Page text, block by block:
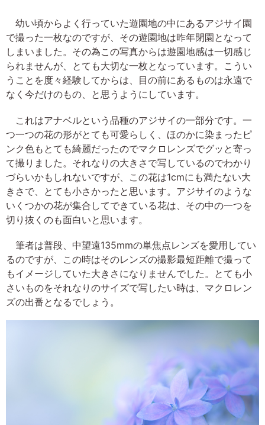
幼い頃からよく行っていた遊園地の中にあるアジサイ園
で撮った一枚なのですが、その遊園地は昨年閉園となって
しまいました。その為この写真からは遊園地感は一切感じ
られませんが、とても大切な一枚となっています。こうい
うことを度々経験してからは、目の前にあるものは永遠で
なく今だけのもの、と思うようにしています。
これはアナベルという品種のアジサイの一部分です。一
つ一つの花の形がとても可愛らしく、ほのかに染まったピ
ンク色もとても綺麗だったのでマクロレンズでグッと寄っ
て撮りました。それなりの大きさで写しているのでわかり
づらいかもしれないですが、この花は1cmにも満たない大
きさで、とても小さかったと思います。アジサイのような
いくつかの花が集合してできている花は、その中の一つを
切り抜くのも面白いと思います。
筆者は普段、中望遠135mmの単焦点レンズを愛用してい
るのですが、この時はそのレンズの撮影最短距離で撮って
もイメージしていた大きさになりませんでした。とても小
さいものをそれなりのサイズで写したい時は、マクロレン
ズの出番となるでしょう。